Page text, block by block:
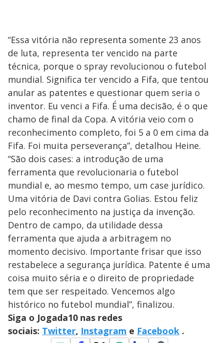
“Essa vitória não representa somente 23 anos
de luta, representa ter vencido na parte
técnica, porque o spray revolucionou o futebol
mundial. Significa ter vencido a Fifa, que tentou
anular as patentes e questionar quem seria o
inventor. Eu venci a Fifa. É uma decisão, é o que
chamo de final da Copa. A vitória veio com o
reconhecimento completo, foi 5 a 0 em cima da
Fifa. Foi muita perseverança”, detalhou Heine.
“São dois cases: a introdução de uma
ferramenta que revolucionaria o futebol
mundial e, ao mesmo tempo, um case jurídico.
Uma vitória de Davi contra Golias. Estou feliz
pelo reconhecimento na justiça da invenção.
Dentro de campo, da utilidade dessa
ferramenta que ajuda a arbitragem no
momento decisivo. Importante frisar que isso
restabelece a segurança jurídica. Patente é uma
coisa muito séria e o direito de propriedade
tem que ser respeitado. Vencemos algo
histórico no futebol mundial”, finalizou.
Siga o Jogada10 nas redes
sociais: Twitter, Instagram e Facebook .